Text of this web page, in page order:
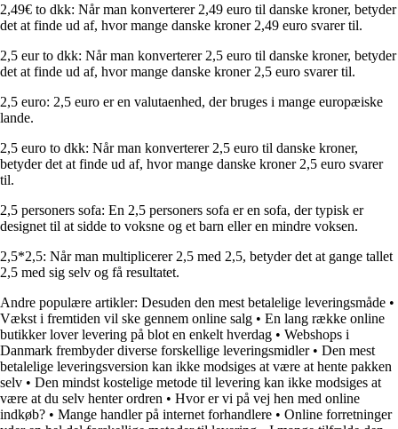
2,49€ to dkk: Når man konverterer 2,49 euro til danske kroner, betyder
det at finde ud af, hvor mange danske kroner 2,49 euro svarer til.
2,5 eur to dkk: Når man konverterer 2,5 euro til danske kroner, betyder
det at finde ud af, hvor mange danske kroner 2,5 euro svarer til.
2,5 euro: 2,5 euro er en valutaenhed, der bruges i mange europæiske
lande.
2,5 euro to dkk: Når man konverterer 2,5 euro til danske kroner,
betyder det at finde ud af, hvor mange danske kroner 2,5 euro svarer
til.
2,5 personers sofa: En 2,5 personers sofa er en sofa, der typisk er
designet til at sidde to voksne og et barn eller en mindre voksen.
2,5*2,5: Når man multiplicerer 2,5 med 2,5, betyder det at gange tallet
2,5 med sig selv og få resultatet.
Andre populære artikler: Desuden den mest betalelige leveringsmåde •
Vækst i fremtiden vil ske gennem online salg • En lang række online
butikker lover levering på blot en enkelt hverdag • Webshops i
Danmark frembyder diverse forskellige leveringsmidler• Den mest
betalelige leveringsversion kan ikke modsiges at være at hente pakken
selv • Den mindst kostelige metode til levering kan ikke modsiges at
være at du selv henter ordren • Hvor er vi på vej hen med online
indkøb? • Mange handler på internet forhandlere • Online forretninger